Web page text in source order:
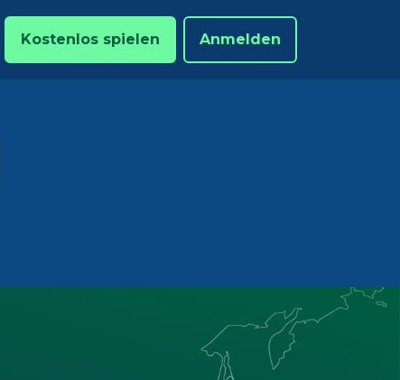
Kostenlos spielen Anmelden